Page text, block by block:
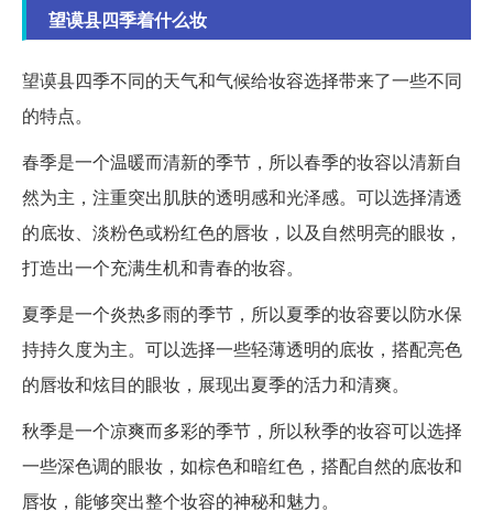
望谟县四季着什么妆
望谟县四季不同的天气和气候给妆容选择带来了一些不同
的特点。
春季是一个温暖而清新的季节，所以春季的妆容以清新自
然为主，注重突出肌肤的透明感和光泽感。可以选择清透
的底妆、淡粉色或粉红色的唇妆，以及自然明亮的眼妆，
打造出一个充满生机和青春的妆容。
夏季是一个炎热多雨的季节，所以夏季的妆容要以防水保
持持久度为主。可以选择一些轻薄透明的底妆，搭配亮色
的唇妆和炫目的眼妆，展现出夏季的活力和清爽。
秋季是一个凉爽而多彩的季节，所以秋季的妆容可以选择
一些深色调的眼妆，如棕色和暗红色，搭配自然的底妆和
唇妆，能够突出整个妆容的神秘和魅力。